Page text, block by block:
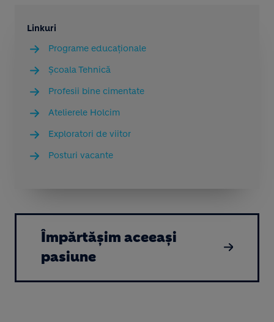
Linkuri
Programe educaționale
Școala Tehnică
Profesii bine cimentate
Atelierele Holcim
Exploratori de viitor
Posturi vacante
Împărtășim aceeași
pasiune